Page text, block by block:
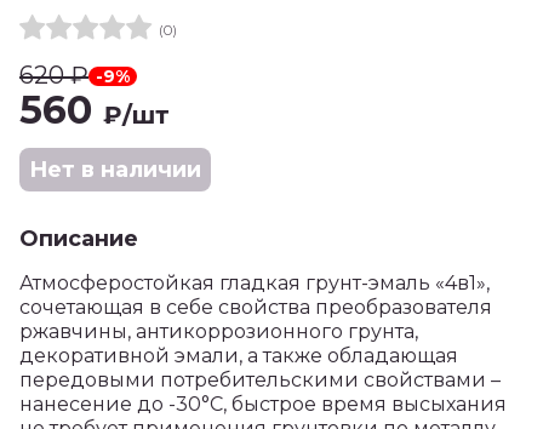
(0)
620₽ -9%
560 ₽/шт
Нет в наличии
Описание
Атмосферостойкая гладкая грунт-эмаль «4в1»,
сочетающая в себе свойства преобразователя
ржавчины, антикоррозионного грунта,
декоративной эмали, а также обладающая
передовыми потребительскими свойствами –
нанесение до -30°С, быстрое время высыхания